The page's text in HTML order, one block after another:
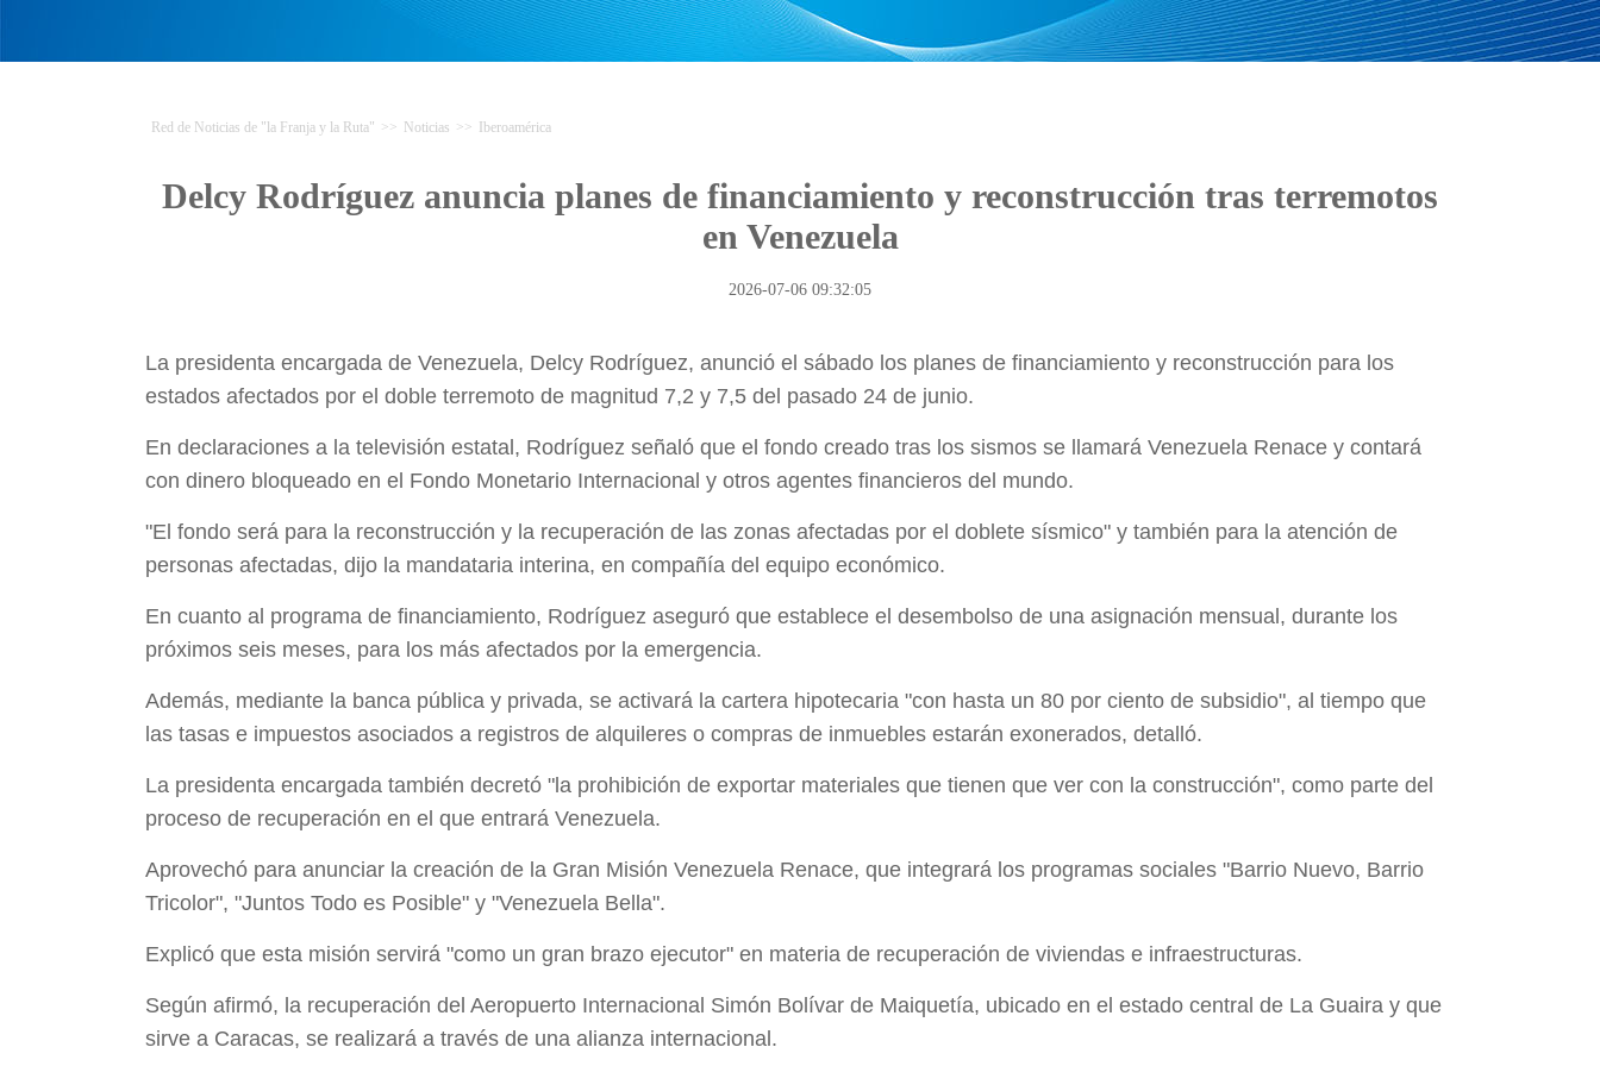
Red de Noticias de "la Franja y la Ruta" >> Noticias >> Iberoamérica
Delcy Rodríguez anuncia planes de financiamiento y reconstrucción tras terremotos
en Venezuela
2026-07-06 09:32:05
La presidenta encargada de Venezuela, Delcy Rodríguez, anunció el sábado los planes de financiamiento y reconstrucción para los
estados afectados por el doble terremoto de magnitud 7,2 y 7,5 del pasado 24 de junio.
En declaraciones a la televisión estatal, Rodríguez señaló que el fondo creado tras los sismos se llamará Venezuela Renace y contará
con dinero bloqueado en el Fondo Monetario Internacional y otros agentes financieros del mundo.
"El fondo será para la reconstrucción y la recuperación de las zonas afectadas por el doblete sísmico" y también para la atención de
personas afectadas, dijo la mandataria interina, en compañía del equipo económico.
En cuanto al programa de financiamiento, Rodríguez aseguró que establece el desembolso de una asignación mensual, durante los
próximos seis meses, para los más afectados por la emergencia.
Además, mediante la banca pública y privada, se activará la cartera hipotecaria "con hasta un 80 por ciento de subsidio", al tiempo que
las tasas e impuestos asociados a registros de alquileres o compras de inmuebles estarán exonerados, detalló.
La presidenta encargada también decretó "la prohibición de exportar materiales que tienen que ver con la construcción", como parte del
proceso de recuperación en el que entrará Venezuela.
Aprovechó para anunciar la creación de la Gran Misión Venezuela Renace, que integrará los programas sociales "Barrio Nuevo, Barrio
Tricolor", "Juntos Todo es Posible" y "Venezuela Bella".
Explicó que esta misión servirá "como un gran brazo ejecutor" en materia de recuperación de viviendas e infraestructuras.
Según afirmó, la recuperación del Aeropuerto Internacional Simón Bolívar de Maiquetía, ubicado en el estado central de La Guaira y que
sirve a Caracas, se realizará a través de una alianza internacional.